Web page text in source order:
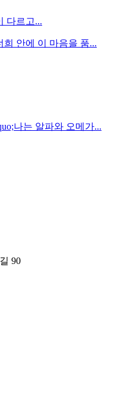
다르고...
희 안에 이 마음을 품...
나는 알파와 오메가...
90